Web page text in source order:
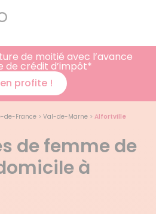
de moitié avec l’avance
de crédit d’impôt*
profite !
de-France > Val-de-Marne > Alfortville
de femme de
à